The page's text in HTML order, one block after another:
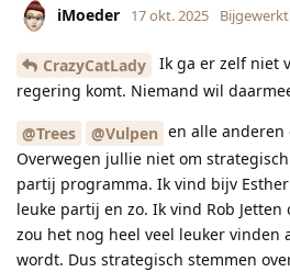
iMoeder 17 okt. 2025 Bijgewerkt
CrazyCatLady
Ik ga er zelf niet
regering komt. Niemand wil
@Trees @Vulpen en alle
Overwegen jullie niet om
partij programma. Ik vind bijv
leuke partij en zo. Ik vind Rob Jetten
zou het nog heel veel leuker vinden
wordt. Dus strategisch stemmen